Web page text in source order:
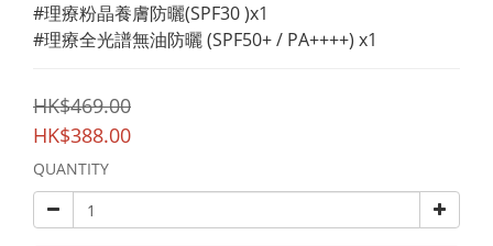
#理療粉晶養膚防曬(SPF30 )x1
#理療全光譜無油防曬 (SPF50+ / PA++++) x1
HK$469.00
HK$388.00
QUANTITY